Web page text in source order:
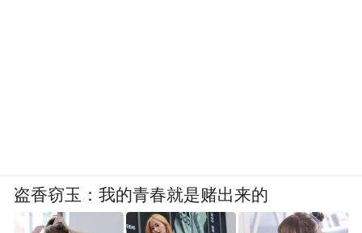
盗香窃玉：我的青春就是赌出来的